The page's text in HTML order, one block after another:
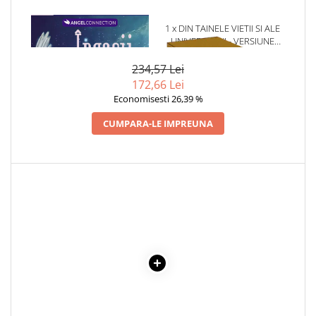
1 x INGERII INDIGO, CARTI
ORACOL
1 x DIN TAINELE VIETII SI ALE
UNIVERSULUI - VERSIUNE
VOLUMELE I-III. CUTIE DE
COLECTIE -SCARLAT
234,57 Lei
172,66 Lei
Economisesti 26,39 %
CUMPARA-LE IMPREUNA